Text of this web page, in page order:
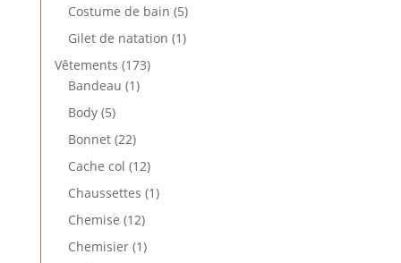
Costume de bain 55
produits
Gilet de natation 11
Vêtements 173173
Bandeau 11
Body 55
produits
Bonnet 2222
produits
Cache col 1212
produits
Chaussettes 11
Chemise 1212
produits
Chemisier 11